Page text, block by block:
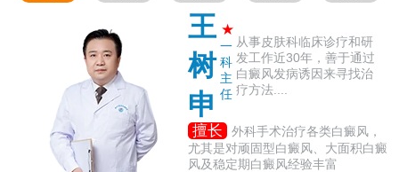
王
树
申
★
一
科
主
任
从事皮肤科临床诊疗和研
发工作近30年，善于通过
白癜风发病诱因来寻找治
疗方法....
擅长
外科手术治疗各类白癜风，
尤其是对顽固型白癜风、大面积白癜
风及稳定期白癜风经验丰富